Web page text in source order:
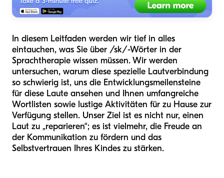
In diesem Leitfaden werden wir tief in alles
eintauchen, was Sie über /sk/-Wörter in der
Sprachtherapie wissen müssen. Wir werden
untersuchen, warum diese spezielle Lautverbindung
so schwierig ist, uns die Entwicklungsmeilensteine
für diese Laute ansehen und Ihnen umfangreiche
Wortlisten sowie lustige Aktivitäten für zu Hause zur
Verfügung stellen. Unser Ziel ist es nicht nur, einen
Laut zu „reparieren“; es ist vielmehr, die Freude an
der Kommunikation zu fördern und das
Selbstvertrauen Ihres Kindes zu stärken.